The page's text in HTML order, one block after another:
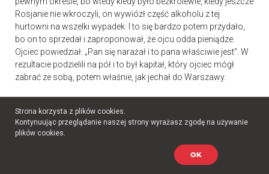
Rosjanie nie wkroczyli, on wywiózł część alkoholu z tej
hurtowni na wszelki wypadek. I to się bardzo potem przydało,
bo on to sprzedał i zaproponował, że ojcu odda pieniądze.
Ojciec powiedział: „Pan się narażał i to pana właściwie jest”. W
rezultacie podzielili na pół i to był kapitał, który ojciec mógł
zabrać ze sobą, potem właśnie, jak jechał do Warszawy.
Czyli nie osiadł w Brześciu, nie było przystanku
w Brześciu, tylko prosto do Warszawy, tak?
Tak. Też z przygodami, ale jakoś przeszedł granicę. Bo tak jak
mówiłam, tata mój zawsze był towarzyski. Jak przechodził
Strona korzysta z plików cookies.
Kontynuując przeglądanie naszej strony wyrażasz zgodę na używanie
plików cookies.
OK